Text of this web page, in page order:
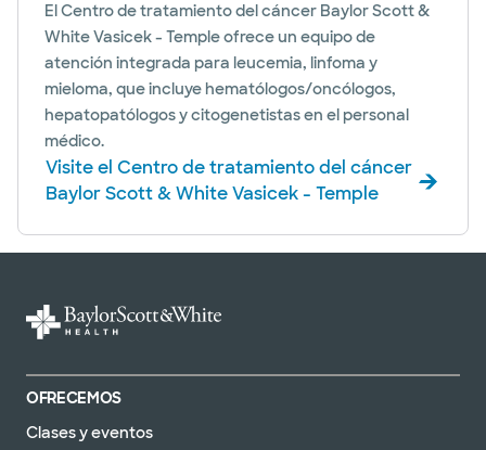
El Centro de tratamiento del cáncer Baylor Scott &
White Vasicek - Temple ofrece un equipo de
atención integrada para leucemia, linfoma y
mieloma, que incluye hematólogos/oncólogos,
hepatopatólogos y citogenetistas en el personal
médico.
Visite el Centro de tratamiento del cáncer
Baylor Scott & White Vasicek - Temple
OFRECEMOS
Clases y eventos